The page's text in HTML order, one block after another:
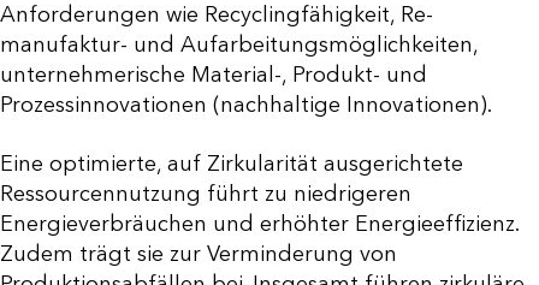
Anforderungen wie Recyclingfähigkeit, Re-
manufaktur- und Aufarbeitungsmöglichkeiten,
unternehmerische Material-, Produkt- und
Prozessinnovationen (nachhaltige Innovationen).
Eine optimierte, auf Zirkularität ausgerichtete
Ressourcennutzung führt zu niedrigeren
Energieverbräuchen und erhöhter Energieeffizienz.
Zudem trägt sie zur Verminderung von